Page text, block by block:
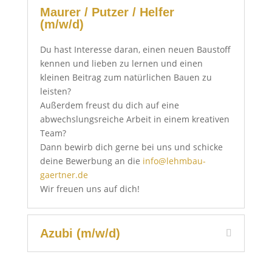
Maurer / Putzer / Helfer
(m/w/d)
Du hast Interesse daran, einen neuen Baustoff
kennen und lieben zu lernen und einen
kleinen Beitrag zum natürlichen Bauen zu
leisten?
Außerdem freust du dich auf eine
abwechslungsreiche Arbeit in einem kreativen
Team?
Dann bewirb dich gerne bei uns und schicke
deine Bewerbung an die info@lehmbau-
gaertner.de
Wir freuen uns auf dich!
Azubi (m/w/d)